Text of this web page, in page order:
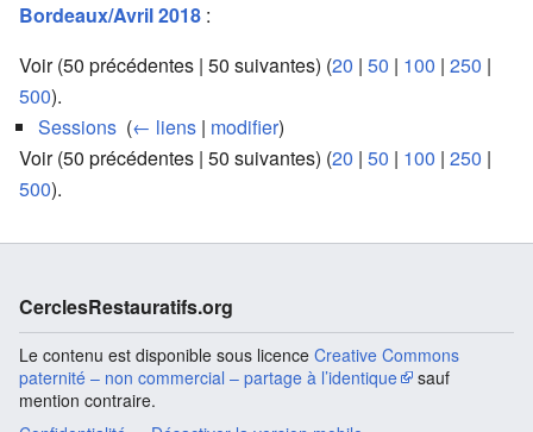
Bordeaux/Avril 2018 :
Voir (50 précédentes | 50 suivantes) (20 | 50 | 100 | 250 |
500).
Sessions (← liens | modifier)
Voir (50 précédentes | 50 suivantes) (20 | 50 | 100 | 250 |
500).
CerclesRestauratifs.org
Le contenu est disponible sous licence Creative Commons
paternité – non commercial – partage à l’identique
sauf
mention contraire.